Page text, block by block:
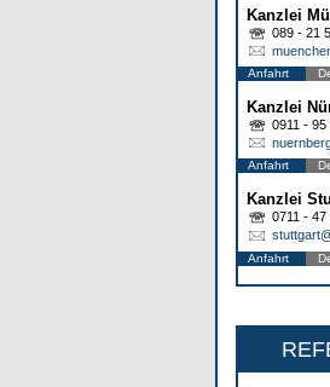
Kanzlei
089 - 21
Anfahrt
Kanzlei
0911 - 95
Anfahrt
Kanzlei
0711 - 47
Anfahrt